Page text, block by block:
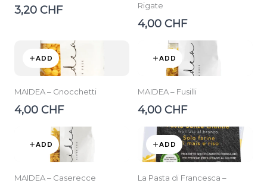
3,20 CHF
Rigate
4,00 CHF
ADD
MAIDEA – Gnocchetti
4,00 CHF
ADD
MAIDEA – Fusilli
4,00 CHF
ADD
MAIDEA – Caserecce
ADD
La Pasta di Francesca –